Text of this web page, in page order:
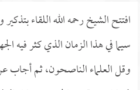
افتتح الشيخ رحمه الله اللقاء
سيما في هذا الزمان الذي كثر فيه
وقل العلماء الناصحون، ثم أجاب